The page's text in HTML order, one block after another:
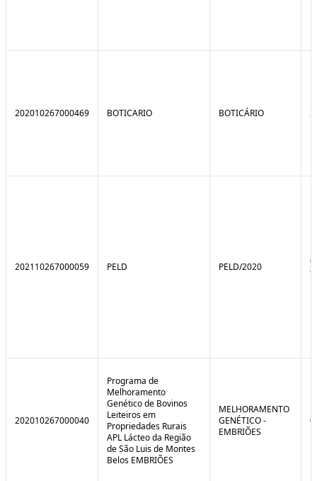
202010267000469 BOTICARIO BOTICÁRIO
202110267000059 PELD PELD/2020
202010267000040
Programa de
Melhoramento
Genético de Bovinos
Leiteiros em
Propriedades Rurais
APL Lácteo da Região
de São Luis de Montes
Belos EMBRIÕES
MELHORAMENTO
GENÉTICO -
EMBRIÕES